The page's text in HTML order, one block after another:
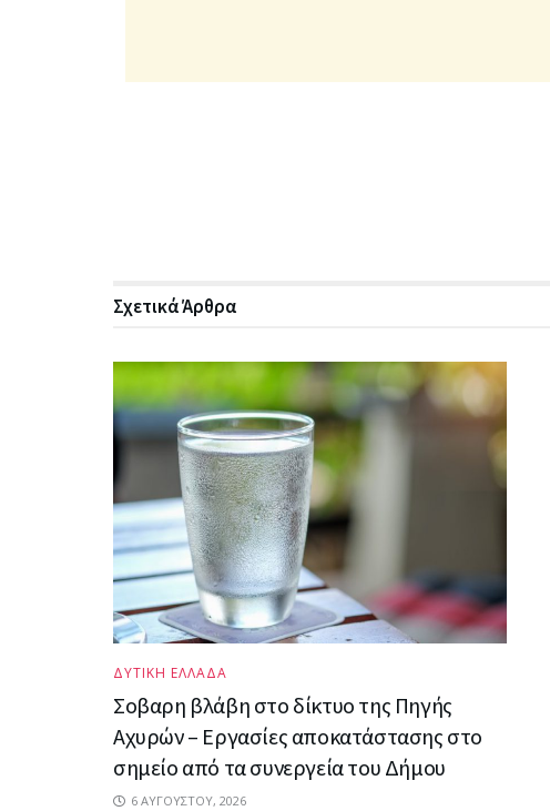
ΣχετικάΆρθρα
ΔΥΤΙΚΗ ΕΛΛΑΔΑ
Σοβαρη βλάβη στο δίκτυο της Πηγής
Αχυρών – Εργασίες αποκατάστασης στο
σημείο από τα συνεργεία του Δήμου
6 ΑΥΓΟΎΣΤΟΥ, 2026